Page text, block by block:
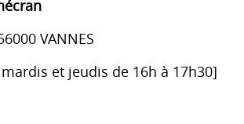
VANNES
et jeudis de 16h à 17h30]